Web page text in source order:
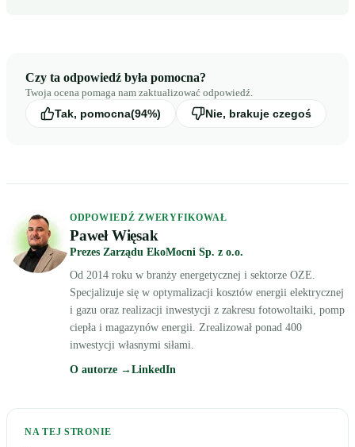
Czy ta odpowiedź była pomocna?
Twoja ocena pomaga nam zaktualizować odpowiedź.
Tak, pomocna(94%) Nie, brakuje czegoś
ODPOWIEDŹ ZWERYFIKOWAŁ
Paweł Więsak
Prezes Zarządu EkoMocni Sp. z o.o.
Od 2014 roku w branży energetycznej i sektorze OZE.
Specjalizuje się w optymalizacji kosztów energii elektrycznej
i gazu oraz realizacji inwestycji z zakresu fotowoltaiki, pomp
ciepła i magazynów energii. Zrealizował ponad 400
inwestycji własnymi siłami.
O autorze → LinkedIn
NA TEJ STRONIE